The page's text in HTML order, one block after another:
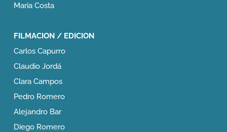
Maria Costa
FILMACION / EDICION
Carlos Capurro
Claudio Jordá
Clara Campos
Pedro Romero
Alejandro Bar
Diego Romero